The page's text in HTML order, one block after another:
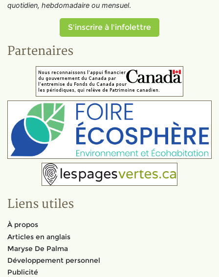
quotidien, hebdomadaire ou mensuel.
S'inscrire à l'infolettre
Partenaires
Liens utiles
À propos
Articles en anglais
Maryse De Palma
Développement personnel
Publicité